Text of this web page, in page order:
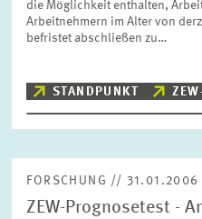
Themen
Schlagworte
die Möglichkeit enthalten,
Arbeitnehmern im Alter von
befristet abschließen zu…
STANDPUNKT
FORSCHUNG // 31.01.2006
ZEW-Prognosetest -